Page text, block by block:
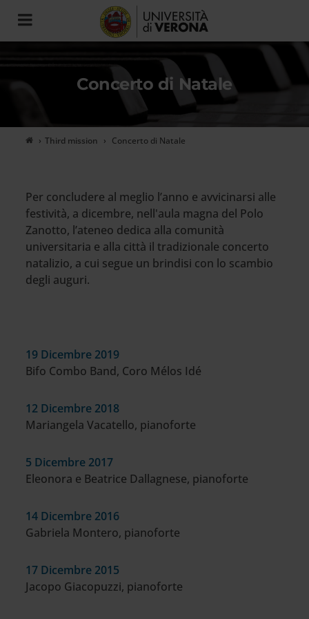
Toggle
navigation
Concerto di Natale
Third mission Concerto di Natale
Per concludere al meglio l’anno e avvicinarsi alle
festività, a dicembre, nell'aula magna del Polo
Zanotto, l’ateneo dedica alla comunità
universitaria e alla città il tradizionale concerto
natalizio, a cui segue un brindisi con lo scambio
degli auguri.
19 Dicembre 2019
Bifo Combo Band, Coro Mélos Idé
12 Dicembre 2018
Mariangela Vacatello, pianoforte
5 Dicembre 2017
Eleonora e Beatrice Dallagnese, pianoforte
14 Dicembre 2016
Gabriela Montero, pianoforte
17 Dicembre 2015
Jacopo Giacopuzzi, pianoforte